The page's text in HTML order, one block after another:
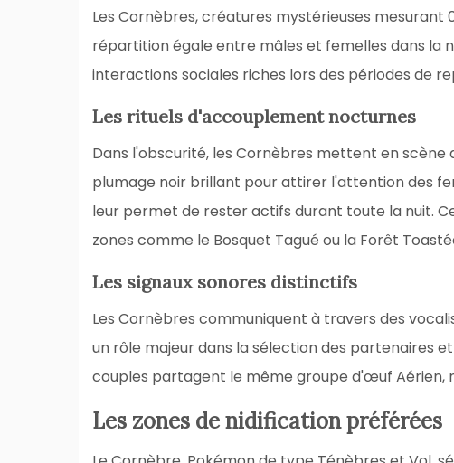
Les Cornèbres, créatures mystérieuses
répartition égale entre mâles et femelles dans la
interactions sociales riches lors des périodes de
Les rituels d'accouplement nocturnes
Dans l'obscurité, les Cornèbres mettent en scène
plumage noir brillant pour attirer l'attention des
leur permet de rester actifs durant toute la nuit.
zones comme le Bosquet Tagué ou la Forêt
Les signaux sonores distinctifs
Les Cornèbres communiquent à travers des
un rôle majeur dans la sélection des partenaires
couples partagent le même groupe d'œuf Aérien,
Les zones de nidification préférées